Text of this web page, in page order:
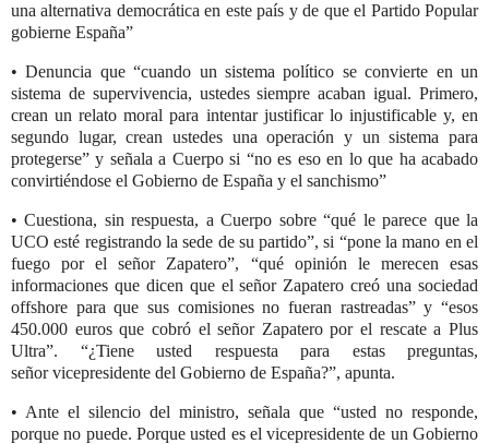
una alternativa democrática en este país y de que el Partido Popular
gobierne España”
• Denuncia que “cuando un sistema político se convierte en un
sistema de supervivencia, ustedes siempre acaban igual. Primero,
crean un relato moralpara intentar justificar lo injustificable y, en
segundo lugar, crean ustedes unaoperación y un sistema para
protegerse” y señala a Cuerpo si “no es eso en lo que ha acabado
convirtiéndose el Gobierno de España y el sanchismo”
• Cuestiona, sin respuesta, a Cuerpo sobre “qué le parece que la
UCO esté registrando la sede de su partido”, si “pone la mano en el
fuego por el señor Zapatero”, “qué opinión le merecen esas
informaciones que dicen que elseñor Zapatero creó una sociedad
offshore para que sus comisiones no fueran rastreadas” y “esos
450.000 euros que cobró el señor Zapatero por el rescate a Plus
Ultra”. “¿Tiene usted respuesta para estas preguntas,
señorvicepresidente del Gobierno de España?”, apunta.
• Ante el silencio del ministro, señala que “usted no responde,
porque no puede. Porque usted es el vicepresidente de un Gobierno